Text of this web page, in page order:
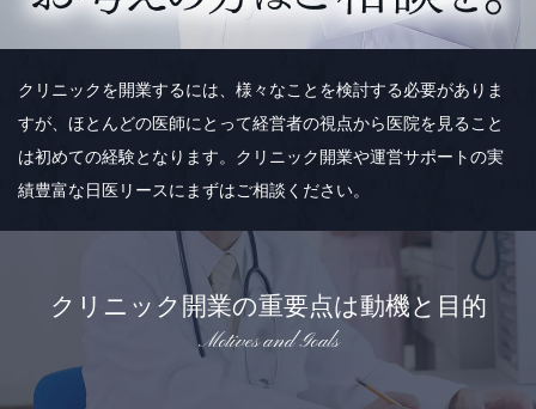
クリニックを開業するには、様々なことを検討する必要がありま
すが、ほとんどの医師にとって経営者の視点から医院を見ること
は初めての経験となります。クリニック開業や運営サポートの実
績豊富な日医リースにまずはご相談ください。
クリニック開業の重要点は動機と目的
Motives and Goals